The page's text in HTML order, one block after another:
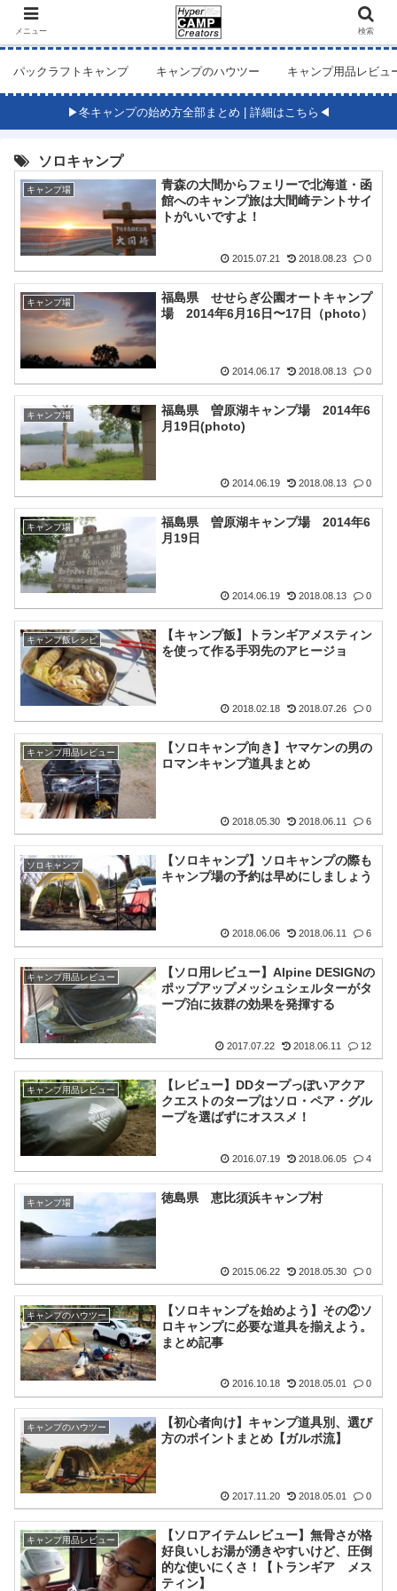
パックラフトキャンプ キャンプのハウツー キャンプ用品レビュ
▶冬キャンプの始め方全部まとめ | 詳細はこちら◀
ソロキャンプ
キャンプ場
青森の大間からフェリーで北海道・函
館へのキャンプ旅は大間崎テントサイ
トがいいですよ！
2015.07.21 2018.08.23 0
キャンプ場
福島県 せせらぎ公園オートキャンプ
場 2014年6月16日〜17日（photo）
2014.06.17 2018.08.13 0
キャンプ場
福島県 曽原湖キャンプ場 2014年6
月19日(photo)
2014.06.19 2018.08.13 0
キャンプ場
福島県 曽原湖キャンプ場 2014年6
月19日
2014.06.19 2018.08.13 0
キャンプ飯レシピ
【キャンプ飯】トランギアメスティン
を使って作る手羽先のアヒージョ
2018.02.18 2018.07.26 0
キャンプ用品レビュー
【ソロキャンプ向き】ヤマケンの男の
ロマンキャンプ道具まとめ
2018.05.30 2018.06.11 6
ソロキャンプ
【ソロキャンプ】ソロキャンプの際も
キャンプ場の予約は早めにしましょう
2018.06.06 2018.06.11 6
キャンプ用品レビュー
【ソロ用レビュー】Alpine DESIGNの
ポップアップメッシュシェルターがタ
ープ泊に抜群の効果を発揮する
2017.07.22 2018.06.11 12
キャンプ用品レビュー
【レビュー】DDタープっぽいアクア
クエストのタープはソロ・ペア・グル
ープを選ばずにオススメ！
2016.07.19 2018.06.05 4
キャンプ場 徳島県 恵比須浜キャンプ村
2015.06.22 2018.05.30 0
キャンプのハウツー
【ソロキャンプを始めよう】その②ソ
ロキャンプに必要な道具を揃えよう。
まとめ記事
2016.10.18 2018.05.01 0
キャンプのハウツー
【初心者向け】キャンプ道具別、選び
方のポイントまとめ【ガルボ流】
2017.11.20 2018.05.01 0
キャンプ用品レビュー
【ソロアイテムレビュー】無骨さが格
好良いしお湯が湧きやすいけど、圧倒
的な使いにくさ！【トランギア メス
ティン】
メニュー 検索